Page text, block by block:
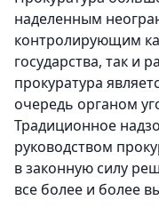
наделенным
контролирующим
государства, так и
прокуратура
очередь органом
Традиционное
руководством
в законную силу
все более и более